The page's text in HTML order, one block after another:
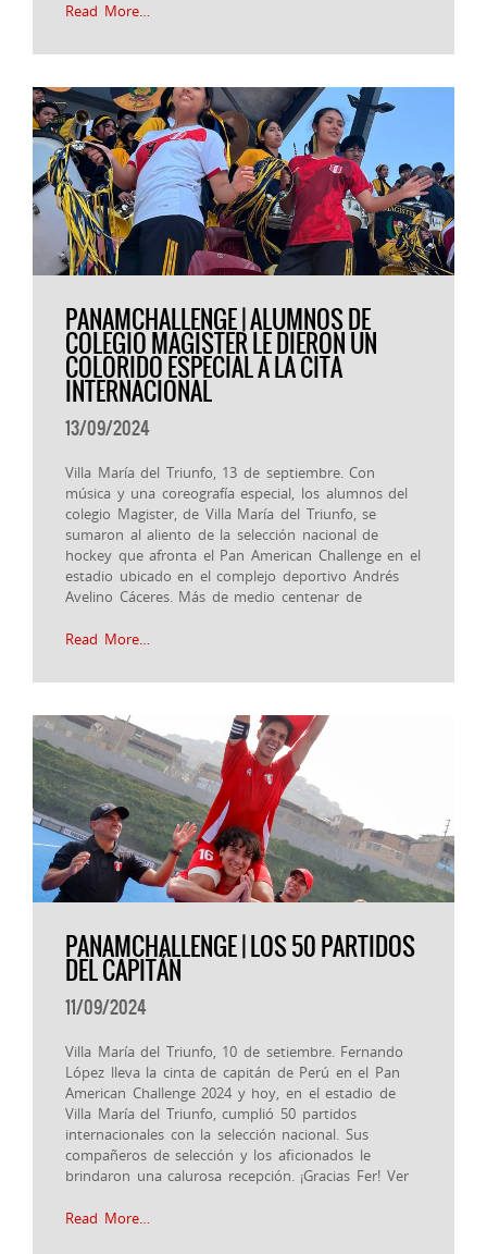
Read More…
PANAMCHALLENGE | ALUMNOS DE
COLEGIO MAGISTER LE DIERON UN
COLORIDO ESPECIAL A LA CITA
INTERNACIONAL
13/09/2024
Villa María del Triunfo, 13 de septiembre. Con
música y una coreografía especial, los alumnos del
colegio Magister, de Villa María del Triunfo, se
sumaron al aliento de la selección nacional de
hockey que afronta el Pan American Challenge en el
estadio ubicado en el complejo deportivo Andrés
Avelino Cáceres. Más de medio centenar de
Read More…
PANAMCHALLENGE | LOS 50 PARTIDOS
DEL CAPITÁN
11/09/2024
Villa María del Triunfo, 10 de setiembre. Fernando
López lleva la cinta de capitán de Perú en el Pan
American Challenge 2024 y hoy, en el estadio de
Villa María del Triunfo, cumplió 50 partidos
internacionales con la selección nacional. Sus
compañeros de selección y los aficionados le
brindaron una calurosa recepción. ¡Gracias Fer! Ver
Read More…